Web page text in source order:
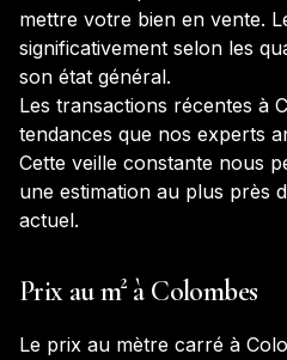
mettre votre bien en vente.
significativement selon les
son état général.
Les transactions récentes à
tendances que nos experts
Cette veille constante nous
une estimation au plus près
actuel.
Prix au m² à Colombes
Le prix au mètre carré à